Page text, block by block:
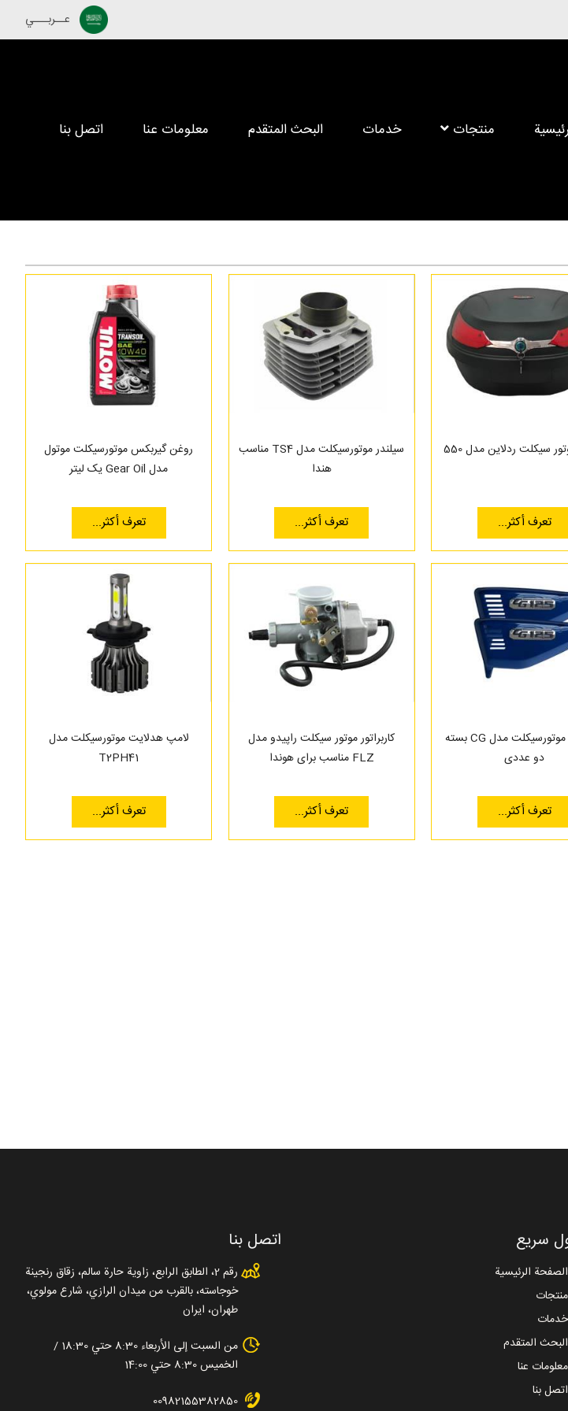
عــربـــي
منتجات خدمات البحث المتقدم معلومات عنا اتصل بنا
سیکلت ردلاین مدل 550
تعرف أكثر...
سیلندر موتورسیکلت مدل TS4 مناسب
هندا
تعرف أكثر...
روغن گیربکس موتورسیکلت موتول
مدل Gear Oil یک لیتر
تعرف أكثر...
قاب بغل موتورسیکلت مدل CG بسته
دو عددی
تعرف أكثر...
کاربراتور موتور سیکلت راپیدو مدل
FLZ مناسب برای هوندا
تعرف أكثر...
لامپ هدلایت موتورسیکلت مدل
T2PH41
تعرف أكثر...
سريع
الصفحة الرئيسية
منتجات
خدمات
البحث المتقدم
معلومات عنا
اتصل بنا
اتصل بنا
رقم 2، الطابق الرابع، زاوية حارة سالم، زقاق رنجينة
خوجاسته، بالقرب من ميدان الرازي، شارع مولوي،
طهران، ایران
من السبت إلى الأربعاء 8:30 حتي 18:30 /
الخميس 8:30 حتي 14:00
00982155382850